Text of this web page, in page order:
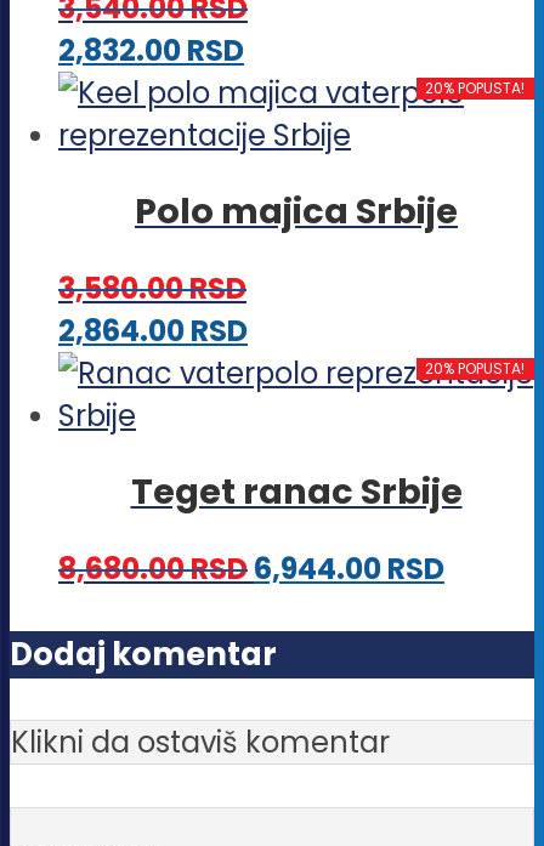
Opcije
biti
izabrane
na
stranici
2,832.00RSDOvaj
proizvod
ima
varijanti.
mogu
biti
izabrane
stranici
proizvoda.
20% POPUSTA!
Polo majica Srbije
3,580.00RSD
2,864.00RSDOvaj
proizvod
varijanti.
mogu
biti
izabrane
na
stranici
proizvoda.
20% POPUSTA!
Teget ranac Srbije
8,680.00RSD6,944.00RSD
Dodaj komentar
Klikni da ostaviš komentar